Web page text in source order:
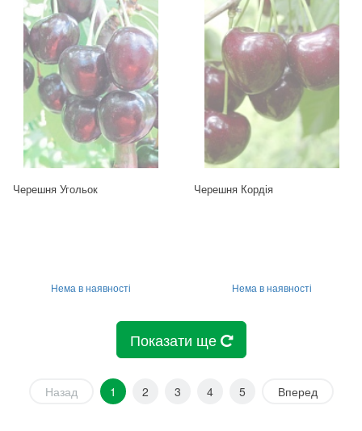
Черешня Угольок
Нема в наявності
Черешня Кордія
Нема в наявності
Показати ще
Назад 1 2 3 4 5 Вперед